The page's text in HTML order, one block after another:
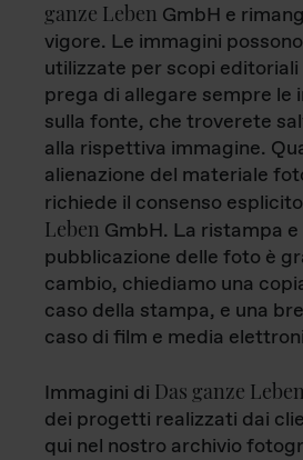
ganze Leben GmbH e
vigore. Le immagini
utilizzate per scopi
prega di allegare sempre le
sulla fonte, che troverete
alla rispettiva immagine.
alienazione del materiale
richiede il consenso
Leben GmbH. La ristampa e
pubblicazione delle foto è
cambio, chiediamo una
caso della stampa, e una
caso di film e media
Immagini di Das ganze Leben
dei progetti realizzati dai
qui nel nostro archivio